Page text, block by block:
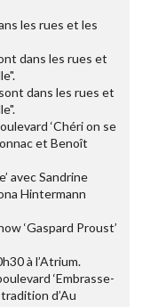
les rues et les
dans les rues et
dans les rues et
‘Chéri on se
et Benoît
avec Sandrine
Hintermann
‘Gaspard Proust’
à l’Atrium.
‘Embrasse-
d’Au